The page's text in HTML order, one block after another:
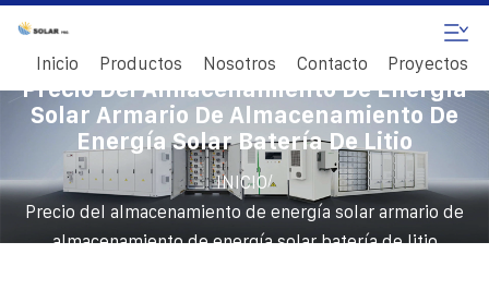
Inicio Productos Nosotros Contacto Proyectos
Precio Del Almacenamiento De Energía
Solar Armario De Almacenamiento De
Energía Solar Batería De Litio
INICIO/
Precio del almacenamiento de energía solar armario de
almacenamiento de energía solar batería de litio